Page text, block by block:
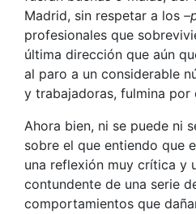
Madrid, sin respetar a los
profesionales que
última dirección que aún
al paro a un considerable
y trabajadoras, fulmina por
Ahora bien, ni se puede ni
sobre el que entiendo que
una reflexión muy crítica y
contundente de una serie
comportamientos que